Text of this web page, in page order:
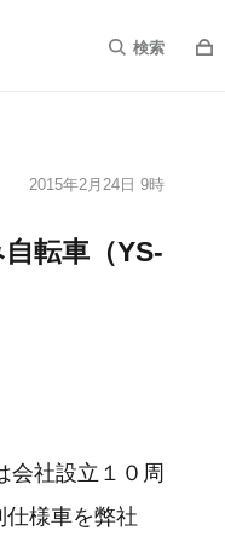
検索
2015年2月24日 9時
転車（YS-
会社設立１０周
様車を弊社